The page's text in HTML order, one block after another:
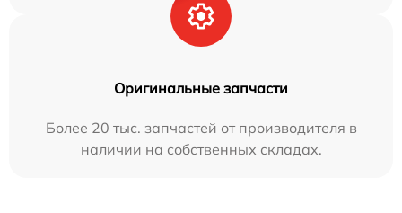
Оригинальные запчасти
Более 20 тыс. запчастей от производителя в
наличии на собственных складах.